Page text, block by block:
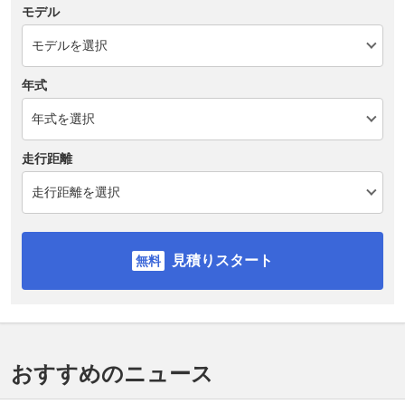
モデル
年式
走行距離
見積りスタート
おすすめのニュース